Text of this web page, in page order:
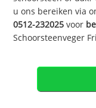
u ons bereiken via
0512-232025 voor
Schoorsteenveger